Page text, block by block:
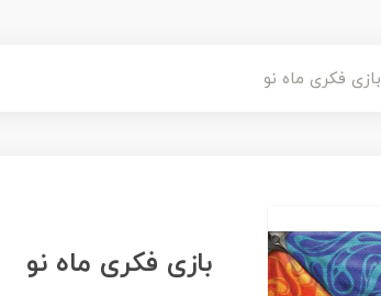
بازی فکری ماه نو
بازی فکری ماه نو